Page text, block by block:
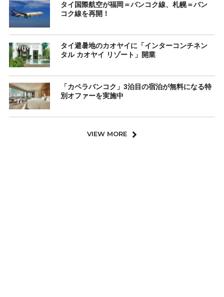
タイ国際航空が福岡＝バンコク線、札幌＝バン
コク線を再開！
タイ避暑地のカオヤイに「インターコンチネン
タル カオヤイ リゾート」開業
「カペラバンコク」3泊目の宿泊が無料になる特
別オファーを実施中
VIEW MORE